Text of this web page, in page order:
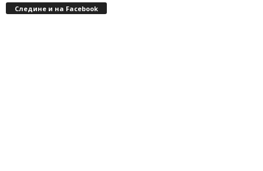
Следине и на Facebook